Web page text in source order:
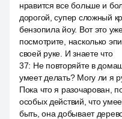
нравится все больше и
дорогой, супер сложный
бензопила йоу. Вот это
посмотрите, насколько
своей руке. И знаете что
37: Не повторяйте в
умеет делать? Могу ли я
Пока что я разочарован,
особых действий, что
быть, она добывает